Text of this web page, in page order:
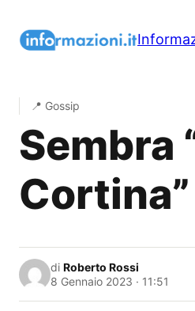
📍 Gossip
Sembra
di Roberto Rossi
8 Gennaio 2023 · 11:51